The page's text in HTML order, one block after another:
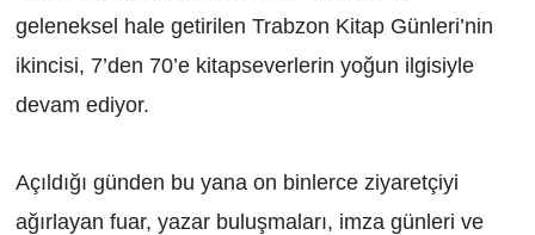
geleneksel hale getirilen Trabzon Kitap Günleri’nin
ikincisi, 7’den 70’e kitapseverlerin yoğun ilgisiyle
devam ediyor.
Açıldığı günden bu yana on binlerce ziyaretçiyi
ağırlayan fuar, yazar buluşmaları, imza günleri ve